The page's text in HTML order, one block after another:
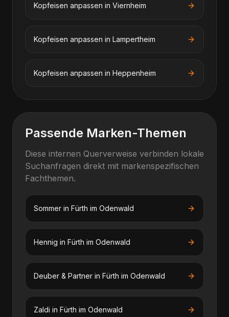
Kopfeisen anpassen in Viernheim
Kopfeisen anpassen in Lampertheim
Kopfeisen anpassen in Heppenheim
Passende Marken-Themen
Diese internen Querverweise verbinden lokale
Suchanfragen direkt mit markenspezifischen
Fachthemen.
Sommer in Fürth im Odenwald
Hennig in Fürth im Odenwald
Deuber & Partner in Fürth im Odenwald
Zaldi in Fürth im Odenwald